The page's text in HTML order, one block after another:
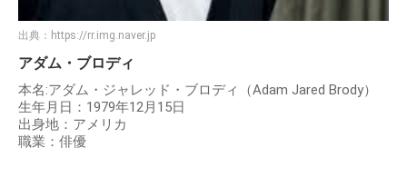
出典： https://rr.img.naver.jp
アダム・ブロディ
本名:アダム・ジャレッド・ブロディ（Adam Jared Brody）
生年月日：1979年12月15日
出身地：アメリカ
職業：俳優